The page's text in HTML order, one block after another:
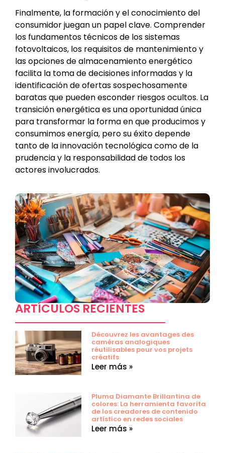
Finalmente, la formación y el conocimiento del
consumidor juegan un papel clave. Comprender
los fundamentos técnicos de los sistemas
fotovoltaicos, los requisitos de mantenimiento y
las opciones de almacenamiento energético
facilita la toma de decisiones informadas y la
identificación de ofertas sospechosamente
baratas que pueden esconder riesgos ocultos. La
transición energética es una oportunidad única
para transformar la forma en que producimos y
consumimos energía, pero su éxito depende
tanto de la innovación tecnológica como de la
prudencia y la responsabilidad de todos los
actores involucrados.
ARTÍCULOS RECIENTES
Découvrez les avantages des
caméras analogiques
réutilisables pour vos projets
créatifs
Leer más »
Pluma Diamante Brillantina de
colores: La herramienta favorita
de los creadores de contenido
artístico en redes sociales
Leer más »